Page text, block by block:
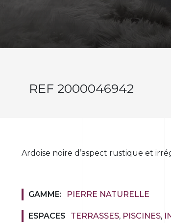
REF 2000046942
Ardoise noire d’aspect rustique et
GAMME: PIERRE NATURELLE
ESPACES TERRASSES, PISCINES,